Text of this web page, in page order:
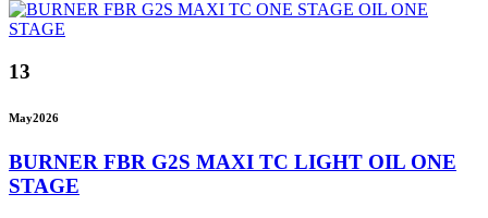
13
May2026
BURNER FBR G2S MAXI TC LIGHT OIL ONE
STAGE